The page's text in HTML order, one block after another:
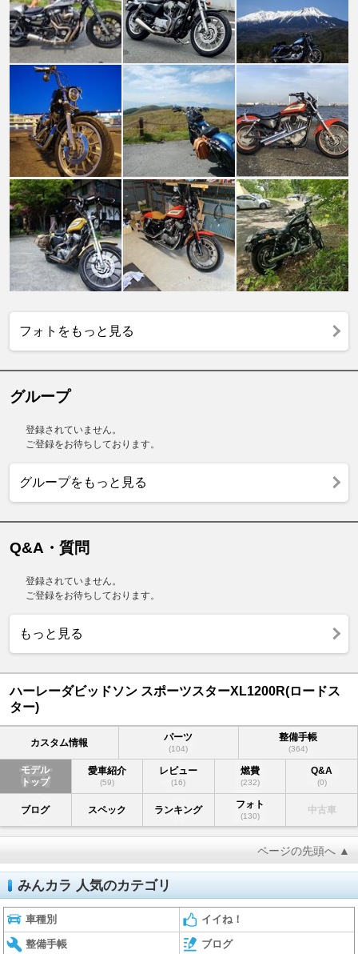
フォトをもっと見る
グループ
登録されていません。
ご登録をお待ちしております。
グループをもっと見る
Q&A・質問
登録されていません。
ご登録をお待ちしております。
もっと見る
ハーレーダビッドソン スポーツスターXL1200R(ロードス
ター)
カスタム情報 パーツ
(104)
整備手帳
(364)
モデル
トップ
愛車紹介
(59)
レビュー
(16)
燃費
(232)
Q&A
(0)
ブログ スペック ランキング フォト
(130)
中古車
ページの先頭へ ▲
みんカラ 人気のカテゴリ
車種別 イイね！
整備手帳 ブログ